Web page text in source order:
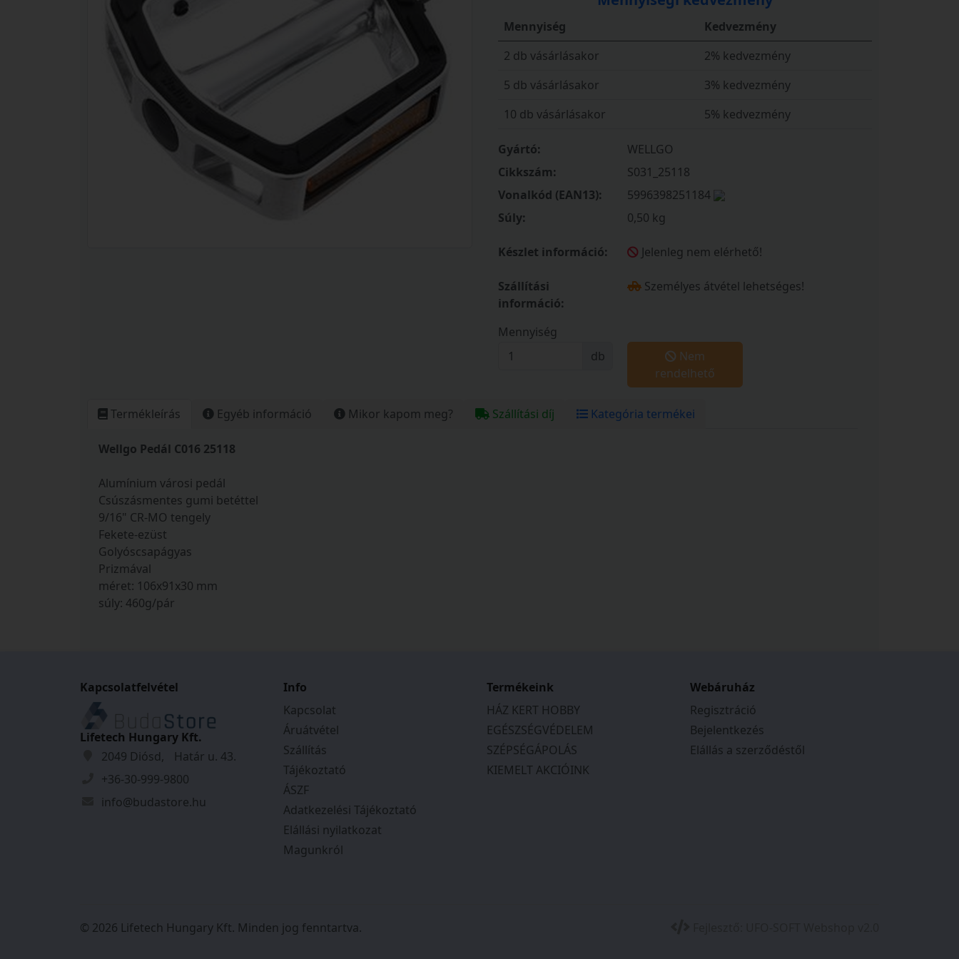
Mennyiség
Kedvezmény
2 db vásárlásakor
2% kedvezmény
5 db vásárlásakor
3% kedvezmény
10 db vásárlásakor
5% kedvezmény
Gyártó:
WELLGO
Cikkszám:
S031_25118
Vonalkód (EAN13):
5996398251184
Súly:
0,50 kg
Készlet információ: Jelenleg nem elérhető!
Szállítási
információ:
Személyes átvétel lehetséges!
Mennyiség
db
Nem
rendelhető
Termékleírás Egyéb információ Mikor kapom meg? Szállítási díj Kategória termékei
Wellgo Pedál C016 25118
Alumínium városi pedál
Csúszásmentes gumi betéttel
9/16" CR-MO tengely
Fekete-ezüst
Golyóscsapágyas
Prizmával
méret: 106x91x30 mm
súly: 460g/pár
Kapcsolatfelvétel
Lifetech Hungary Kft.
2049 Diósd, Határ u. 43.
+36-30-999-9800
info@budastore.hu
Info
Kapcsolat
Áruátvétel
Szállítás
Tájékoztató
ÁSZF
Adatkezelési Tájékoztató
Elállási nyilatkozat
Magunkról
Termékeink
HÁZ KERT HOBBY
EGÉSZSÉGVÉDELEM
SZÉPSÉGÁPOLÁS
KIEMELT AKCIÓINK
Webáruház
Regisztráció
Bejelentkezés
Elállás a szerződéstől
© 2026 Lifetech Hungary Kft. Minden jog fenntartva.